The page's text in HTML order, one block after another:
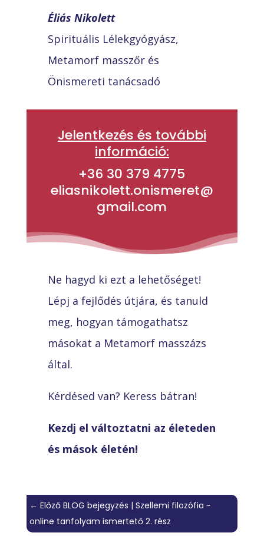
Éliás Nikolett
Spirituális Lélekgyógyász,
Metamorf masszőr és
Önismereti tanácsadó
Jelentkezés és további
információ:
+36 30 379 4775
eliasnikolett.onismeret@
gmail.com
Ne hagyd ki ezt a lehetőséget!
Lépj a fejlődés útjára, és tanuld
meg, hogyan támogathatsz
másokat a Metamorf masszázs
által.
Kérdésed van? Keress bátran!
Kezdj el változtatni az életeden
és mások életén!
← Előző BLOG bejegyzés | Szellemi filozófia ~
online tanfolyam ismertető 2. rész